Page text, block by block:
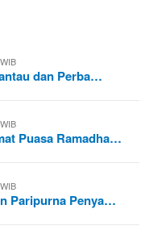
dan Perba…
Puasa Ramadha…
Paripurna Penya…